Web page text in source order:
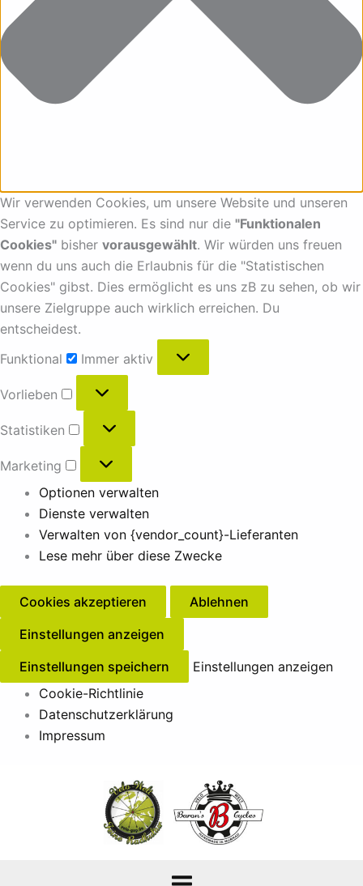
Wir verwenden Cookies, um unsere Website und unseren
Service zu optimieren. Es sind nur die "Funktionalen
Cookies" bisher vorausgewählt. Wir würden uns freuen
wenn du uns auch die Erlaubnis für die "Statistischen
Cookies" gibst. Dies ermöglicht es uns zB zu sehen, ob wir
unsere Zielgruppe auch wirklich erreichen. Du
entscheidest.
Funktional
Immer aktiv
Vorlieben
Statistiken
Marketing
Optionen verwalten
Dienste verwalten
Verwalten von {vendor_count}-Lieferanten
Lese mehr über diese Zwecke
Cookies akzeptieren
Ablehnen
Einstellungen anzeigen
Einstellungen speichern
Einstellungen anzeigen
Cookie-Richtlinie
Datenschutzerklärung
Impressum